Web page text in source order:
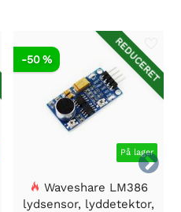

REDUCERET
På lager
-50 %
Waveshare LM386
lydsensor, lyddetektor,